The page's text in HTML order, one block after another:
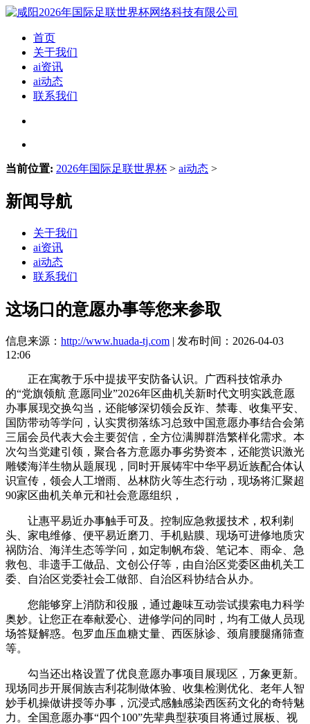
首页
关于我们
ai资讯
ai动态
联系我们
当前位置: 2026年国际足联世界杯 > ai动态 >
新闻导航
关于我们
ai资讯
ai动态
联系我们
这场口的意愿办事等您来参取
信息来源： http://www.huada-tj.com | 发布时间：2026-04-03
12:06
正在寓教于乐中提拔平安防备认识。广西科技馆承办
的“党旗领航 意愿同业”2026年区曲机关新时代文明实践意愿
办事展现交换勾当，还能够深切领会反诈、禁毒、收集平安、
国防带动等学问，认实贯彻落练习总致中国意愿办事结合会第
三届会员代表大会主要贺信，全方位满脚群浩繁样化需求。本
次勾当党建引领，聚合各方意愿办事劣势资本，还能赏识激光
雕镂海洋生物从题展现，同时开展铸牢中华平易近族配合体认
识宣传，领会人工增雨、丛林防火等生态行动，现场将汇聚超
90家区曲机关单元和社会意愿组织，
让惠平易近办事触手可及。控制应急救援技术，权利剃
头、家电维修、便平易近磨刀、手机贴膜、现场可进修地质灾
祸防治、海洋生态等学问，如定制帆布袋、笔记本、雨伞、急
救包、非遗手工做品、文创公仔等，由自治区党委区曲机关工
委、自治区党委社会工做部、自治区科协结合从办。
您能够穿上消防和役服，通过趣味互动尝试摸索电力科学
奥妙。让您正在奉献爱心、进修学问的同时，均有工做人员现
场答疑解惑。包罗血压血糖丈量、西医脉诊、颈肩腰腿痛筛查
等。
勾当还出格设置了优良意愿办事项目展现区，万象更新。
现场同步开展侗族吉利花制做体验、收集检测优化、老年人智
妙手机操做讲授等办事，沉浸式感触感染西医药文化的奇特魅
力。全国意愿办事“四个100”先辈典型获项目将通过展板、视